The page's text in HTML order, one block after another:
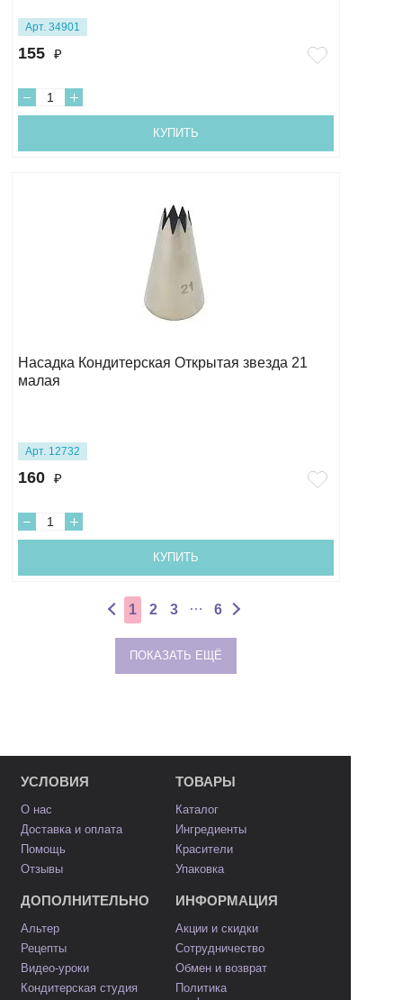
Арт. 34901
155 ₽
КУПИТЬ
Насадка Кондитерская Открытая звезда 21
малая
Арт. 12732
160 ₽
КУПИТЬ
1 2 3 … 6
ПОКАЗАТЬ ЕЩЁ
УСЛОВИЯ
О нас
Доставка и оплата
Помощь
Отзывы
ТОВАРЫ
Каталог
Ингредиенты
Красители
Упаковка
ДОПОЛНИТЕЛЬНО
Альтер
Рецепты
Видео-уроки
Кондитерская студия
ИНФОРМАЦИЯ
Акции и скидки
Сотрудничество
Обмен и возврат
Политика